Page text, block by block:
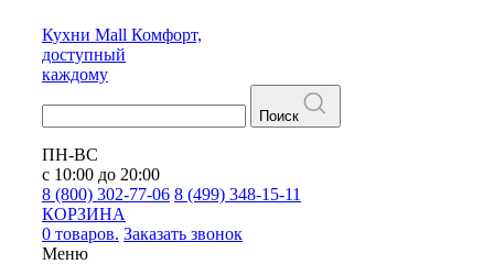
Кухни Mall Комфорт,
доступный
каждому
Поиск
ПН-ВС
с 10:00 до 20:00
8 (800) 302-77-06 8 (499) 348-15-11
КОРЗИНА
0 товаров. Заказать звонок
Меню